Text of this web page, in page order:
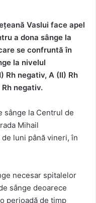
Vaslui face apel
a dona sânge la
se confruntă în
la nivelul
Rh negativ, A (II) Rh
negativ.
sânge la Centrul de
Mihail
de luni până vineri, în
necesar spitalelor
sânge deoarece
perioadă de timp